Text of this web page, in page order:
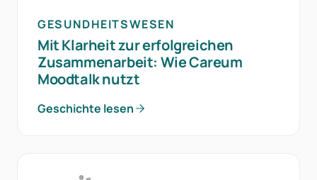
GESUNDHEITSWESEN
Mit Klarheit zur erfolgreichen
Zusammenarbeit: Wie Careum
Moodtalk nutzt
Geschichte lesen